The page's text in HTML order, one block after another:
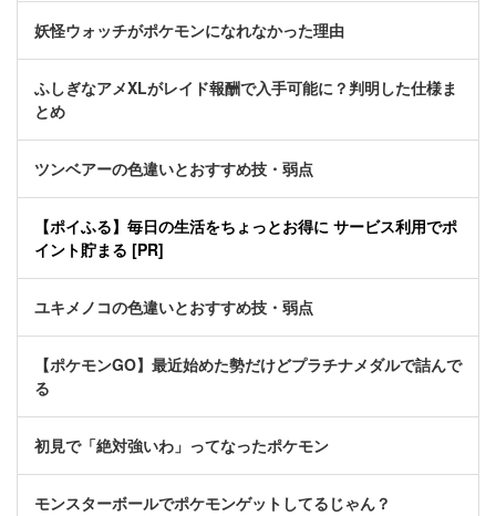
妖怪ウォッチがポケモンになれなかった理由
ふしぎなアメXLがレイド報酬で入手可能に？判明した仕様ま
とめ
ツンベアーの色違いとおすすめ技・弱点
【ポイふる】毎日の生活をちょっとお得に サービス利用でポ
イント貯まる [PR]
ユキメノコの色違いとおすすめ技・弱点
【ポケモンGO】最近始めた勢だけどプラチナメダルで詰んで
る
初見で「絶対強いわ」ってなったポケモン
モンスターボールでポケモンゲットしてるじゃん？